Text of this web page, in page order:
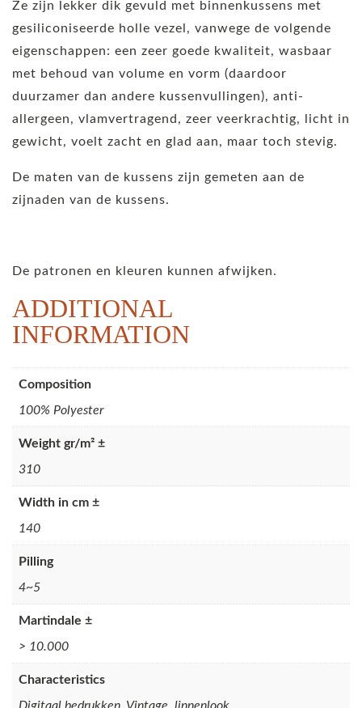
Ze zijn lekker dik gevuld met binnenkussens met
gesiliconiseerde holle vezel, vanwege de volgende
eigenschappen: een zeer goede kwaliteit, wasbaar
met behoud van volume en vorm (daardoor
duurzamer dan andere kussenvullingen), anti-
allergeen, vlamvertragend, zeer veerkrachtig, licht in
gewicht, voelt zacht en glad aan, maar toch stevig.
De maten van de kussens zijn gemeten aan de
zijnaden van de kussens.
De patronen en kleuren kunnen afwijken.
ADDITIONAL
INFORMATION
Composition
100% Polyester
Weight gr/m² ±
310
Width in cm ±
140
Pilling
4~5
Martindale ±
> 10.000
Characteristics